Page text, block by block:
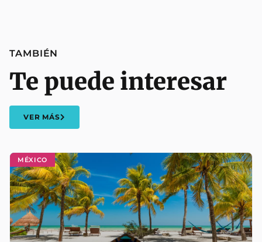
MÉXICO
TAMBIÉN
Te puede interesar
VER MÁS